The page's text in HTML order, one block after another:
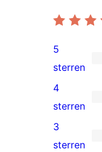
1
5
ster
beoordeling
5
sterren
0
4
sterren
4
sterren
0
3
sterren